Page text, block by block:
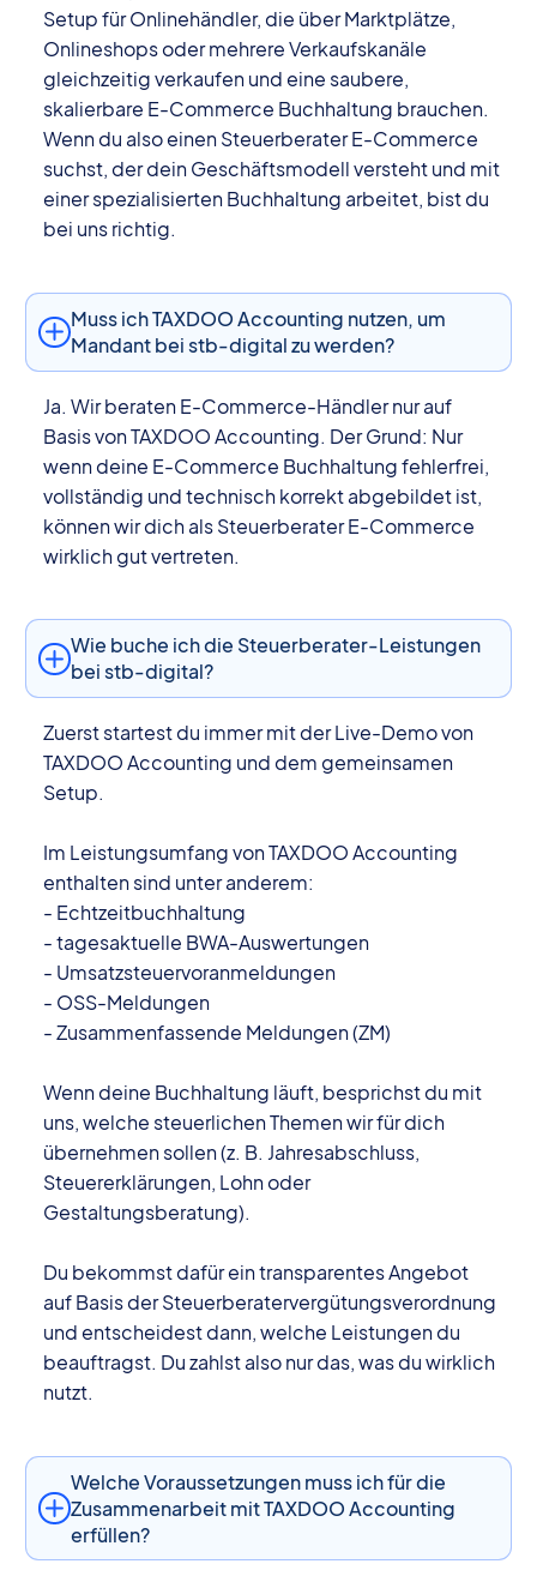
Setup für Onlinehändler, die über Marktplätze,
Onlineshops oder mehrere Verkaufskanäle
gleichzeitig verkaufen und eine saubere,
skalierbare E-Commerce Buchhaltung brauchen.
Wenn du also einen Steuerberater E-Commerce
suchst, der dein Geschäftsmodell versteht und mit
einer spezialisierten Buchhaltung arbeitet, bist du
bei uns richtig.
Muss ich TAXDOO Accounting nutzen, um
Mandant bei stb-digital zu werden?
Ja. Wir beraten E-Commerce-Händler nur auf
Basis von TAXDOO Accounting. Der Grund: Nur
wenn deine E-Commerce Buchhaltung fehlerfrei,
vollständig und technisch korrekt abgebildet ist,
können wir dich als Steuerberater E-Commerce
wirklich gut vertreten.
Wie buche ich die Steuerberater-Leistungen
bei stb-digital?
Zuerst startest du immer mit der Live-Demo von
TAXDOO Accounting und dem gemeinsamen
Setup.
Im Leistungsumfang von TAXDOO Accounting
enthalten sind unter anderem:
- Echtzeitbuchhaltung
- tagesaktuelle BWA-Auswertungen
- Umsatzsteuervoranmeldungen
- OSS-Meldungen
- Zusammenfassende Meldungen (ZM)
Wenn deine Buchhaltung läuft, besprichst du mit
uns, welche steuerlichen Themen wir für dich
übernehmen sollen (z. B. Jahresabschluss,
Steuererklärungen, Lohn oder
Gestaltungsberatung).
Du bekommst dafür ein transparentes Angebot
auf Basis der Steuerberatervergütungsverordnung
und entscheidest dann, welche Leistungen du
beauftragst. Du zahlst also nur das, was du wirklich
nutzt.
Welche Voraussetzungen muss ich für die
Zusammenarbeit mit TAXDOO Accounting
erfüllen?